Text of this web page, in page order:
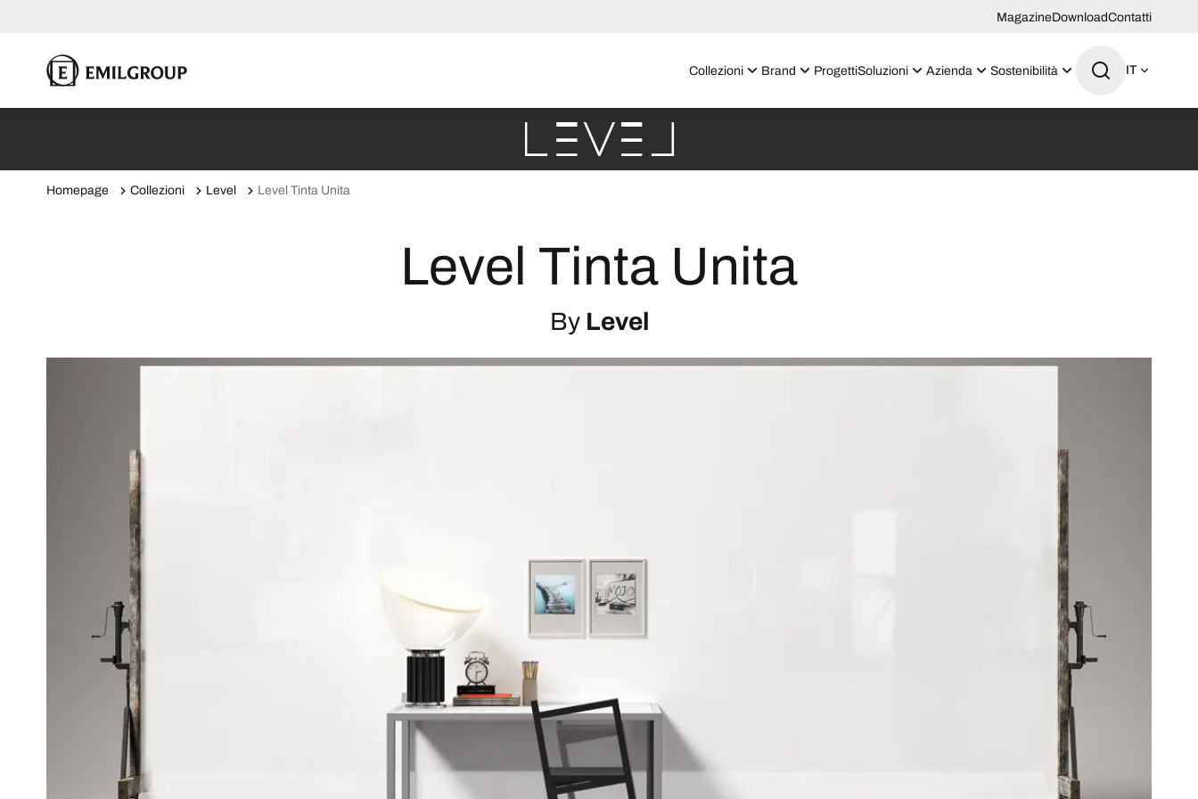
MagazineDownloadContatti
Collezioni Brand ProgettiSoluzioni Azienda Sostenibilità IT
Homepage Collezioni Level Level Tinta Unita
Level Tinta Unita
By Level